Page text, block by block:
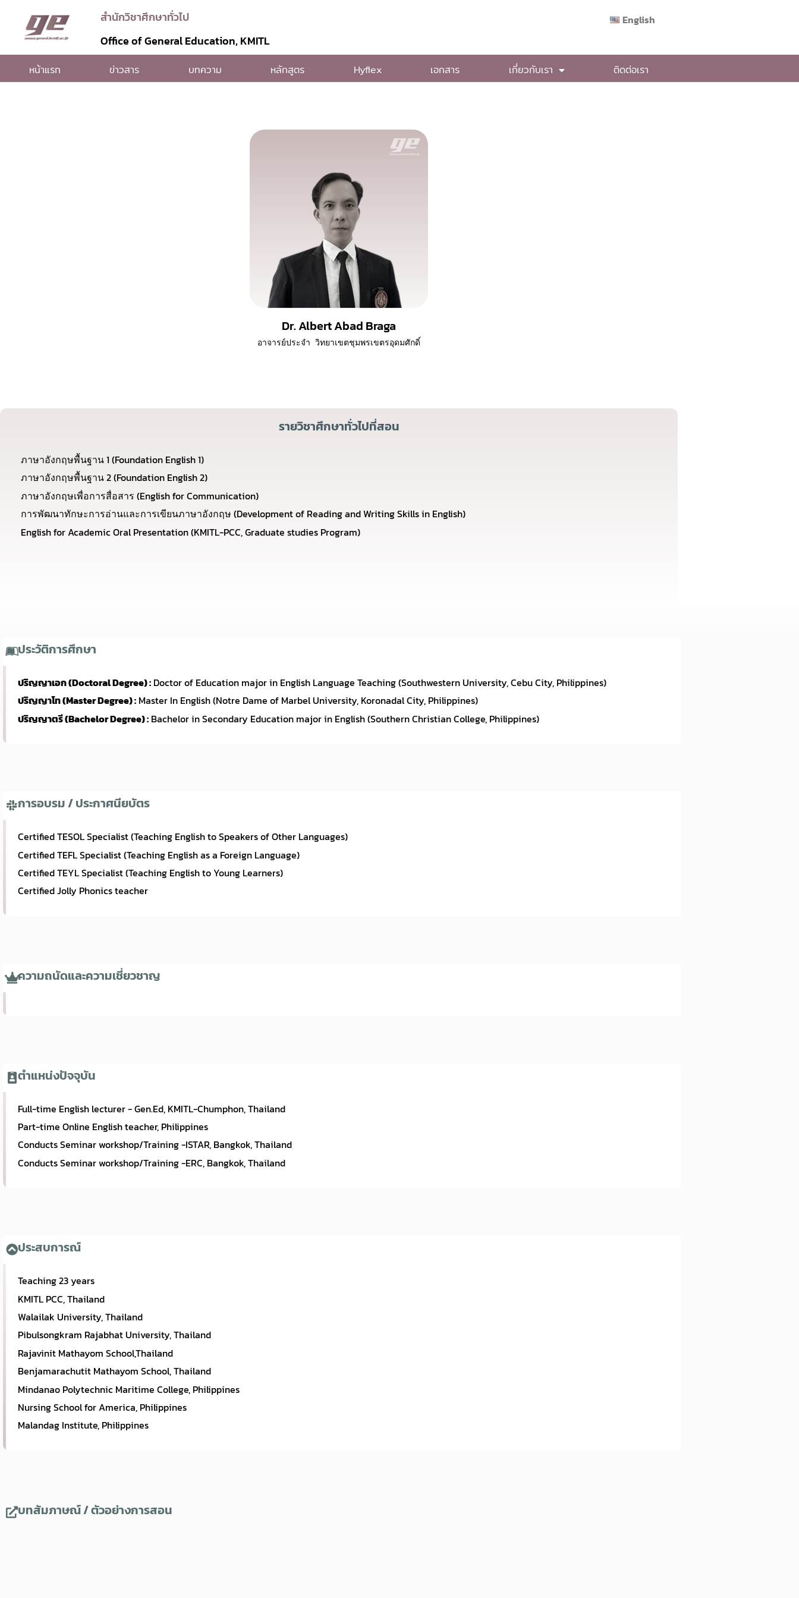
สำนักวิชาศึกษาทั่วไป
Office of General Education, KMITL
English
หน้าแรก ข่าวสาร บทความ หลักสูตร Hyflex เอกสาร เกี่ยวกับเรา ติดต่อเรา
Dr. Albert Abad Braga
อาจารย์ประจำ วิทยาเขตชุมพรเขตรอุดมศักดิ์
รายวิชาศึกษาทั่วไปที่สอน
ภาษาอังกฤษพื้นฐาน 1 (Foundation English 1)
ภาษาอังกฤษพื้นฐาน 2 (Foundation English 2)
ภาษาอังกฤษเพื่อการสื่อสาร (English for Communication)
การพัฒนาทักษะการอ่านและการเขียนภาษาอังกฤษ (Development of Reading and Writing Skills in English)
English for Academic Oral Presentation (KMITL-PCC, Graduate studies Program)
ประวัติการศึกษา
ปริญญาเอก (Doctoral Degree) : Doctor of Education major in English Language Teaching (Southwestern University, Cebu City, Philippines)
ปริญญาโท (Master Degree) : Master In English (Notre Dame of Marbel University, Koronadal City, Philippines)
ปริญญาตรี (Bachelor Degree) : Bachelor in Secondary Education major in English (Southern Christian College, Philippines)
การอบรม / ประกาศนียบัตร
Certified TESOL Specialist (Teaching English to Speakers of Other Languages)
Certified TEFL Specialist (Teaching English as a Foreign Language)
Certified TEYL Specialist (Teaching English to Young Learners)
Certified Jolly Phonics teacher
ความถนัดและความเชี่ยวชาญ
ตำแหน่งปัจจุบัน
Full-time English lecturer - Gen.Ed, KMITL-Chumphon, Thailand
Part-time Online English teacher, Philippines
Conducts Seminar workshop/Training -ISTAR, Bangkok, Thailand
Conducts Seminar workshop/Training -ERC, Bangkok, Thailand
ประสบการณ์
Teaching 23 years
KMITL PCC, Thailand
Walailak University, Thailand
Pibulsongkram Rajabhat University, Thailand
Rajavinit Mathayom School,Thailand
Benjamarachutit Mathayom School, Thailand
Mindanao Polytechnic Maritime College, Philippines
Nursing School for America, Philippines
Malandag Institute, Philippines
บทสัมภาษณ์ / ตัวอย่างการสอน